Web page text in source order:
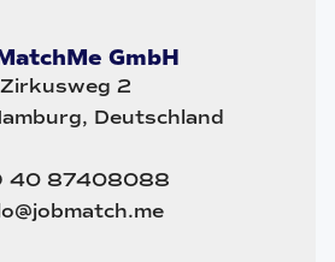
GmbH
Zirkusweg 2
Deutschland
40 87408088